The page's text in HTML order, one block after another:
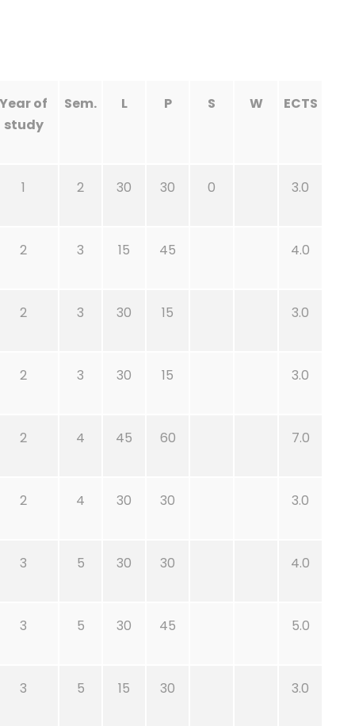
Year of
study
Sem. L P S W ECTS
1 2 30 30 0 3.0
2 3 15 45 4.0
2 3 30 15 3.0
2 3 30 15 3.0
2 4 45 60 7.0
2 4 30 30 3.0
3 5 30 30 4.0
3 5 30 45 5.0
3 5 15 30 3.0